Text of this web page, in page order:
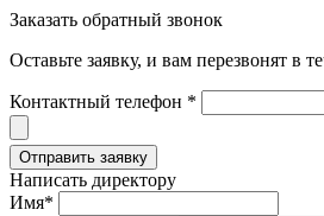
Заказать обратный звонок
Оставьте заявку, и вам перезвонят в
Контактный телефон *
Написать директору
Имя*